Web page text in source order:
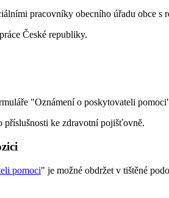
pracovníky obecního úřadu obce s
České republiky.
"Oznámení o poskytovateli
příslušnosti ke zdravotní pojišťovně.
pomoci" je možné obdržet v tištěné